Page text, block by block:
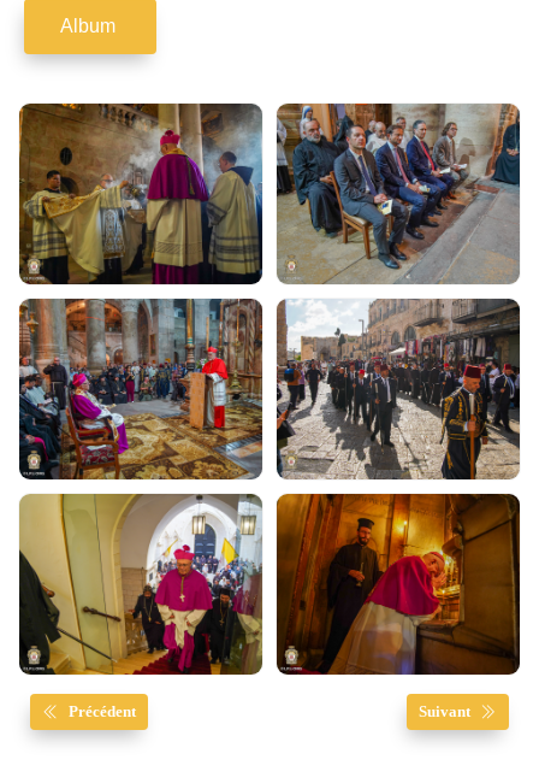
Album
Précédent Suivant